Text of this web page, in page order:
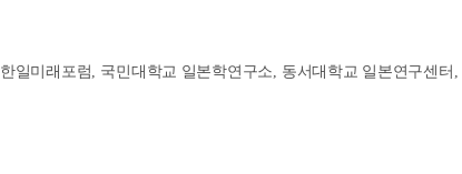
한일미래포럼, 국민대학교 일본학연구소, 동서대학교 일본연구센터 ,